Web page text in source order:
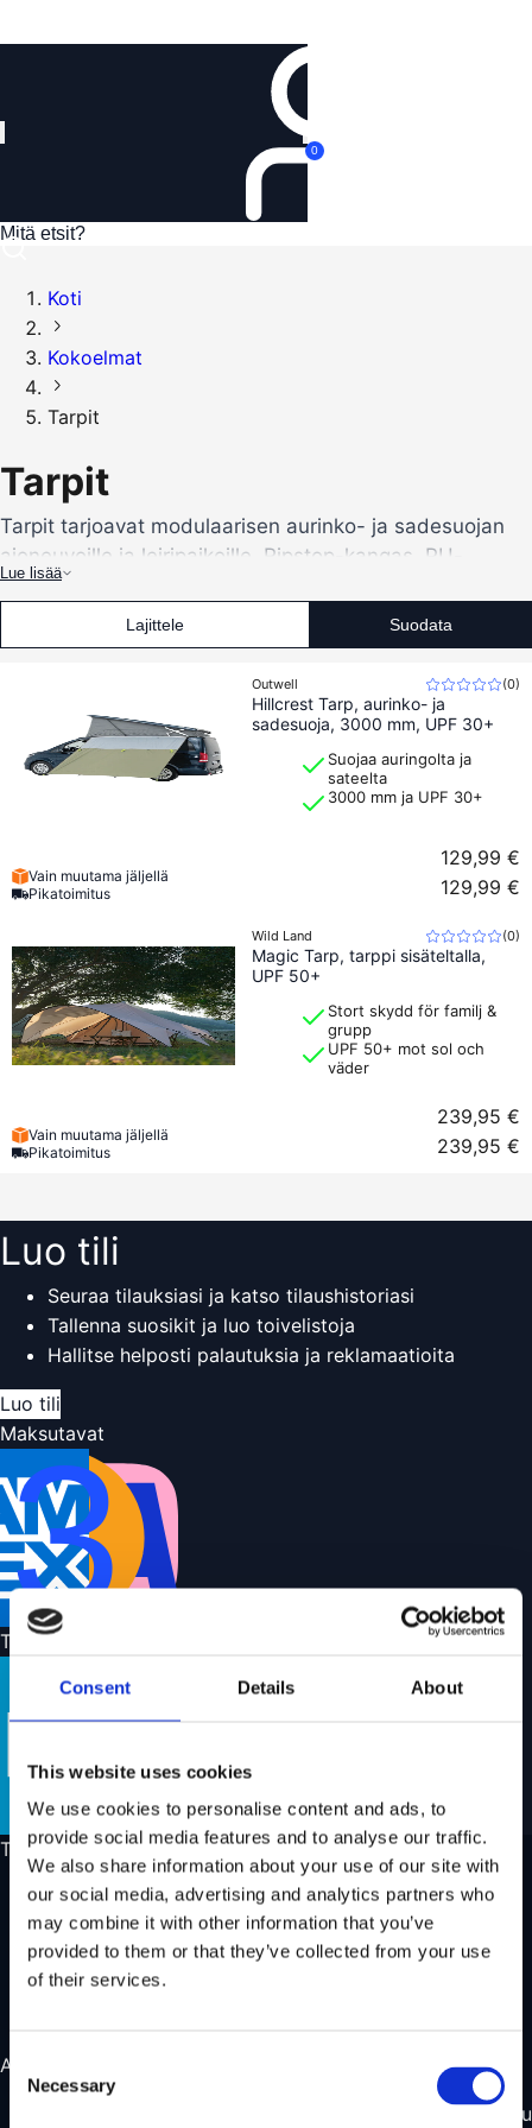
Consent Details About
This website uses cookies
We use cookies to personalise content and ads, to
provide social media features and to analyse our traffic.
We also share information about your use of our site with
our social media, advertising and analytics partners who
may combine it with other information that you’ve
provided to them or that they’ve collected from your use
of their services.
Consent
Selection
Necessary
0
Koti
Kokoelmat
Tarpit
Tarpit
Tarpit tarjoavat modulaarisen aurinko- ja sadesuojan
ajoneuvoille ja leiripaikoille. Ripstop-kangas, PU-
pinnoite ja UPF-suoja yhdistyvät pystytystankoihin ja
myrskynaruihin joustavaa pystytystä varten.
Lue lisää
Lajittele Suodata
Outwell (0)
Hillcrest Tarp, aurinko- ja
sadesuoja, 3000 mm, UPF 30+
Suojaa auringolta ja
sateelta
3000 mm ja UPF 30+
Vain muutama jäljellä
Pikatoimitus
129,99 €
129,99 €
Wild Land (0)
Magic Tarp, tarppi sisäteltalla,
UPF 50+
Stort skydd för familj &
grupp
UPF 50+ mot sol och
väder
Vain muutama jäljellä
Pikatoimitus
239,95 €
239,95 €
Luo tili
Seuraa tilauksiasi ja katso tilaushistoriasi
Tallenna suosikit ja luo toivelistoja
Hallitse helposti palautuksia ja reklamaatioita
Luo tili
Maksutavat
Toimitustavat
Tietoa meistä
Tietoa meistä
Myymälämme
Löydä jälleenmyyjä
Lue lisää Wild Landista
Aukioloajat
Suljettu